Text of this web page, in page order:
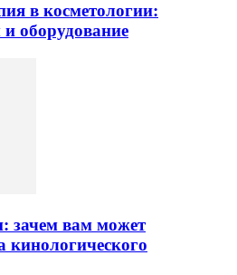
в косметологии:
оборудование
зачем вам может
кинологического